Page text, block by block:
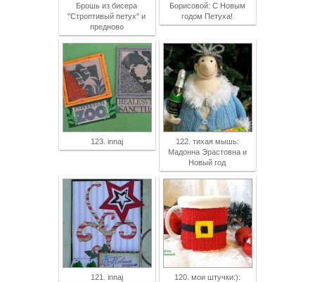
Брошь из бисера
"Строптивый петух" и
предново
Борисовой: С Новым
годом Петуха!
123. innaj
122. тихая мышь:
Мадонна Эрастовна и
Новый год
121. innaj
120. мои штучки:):